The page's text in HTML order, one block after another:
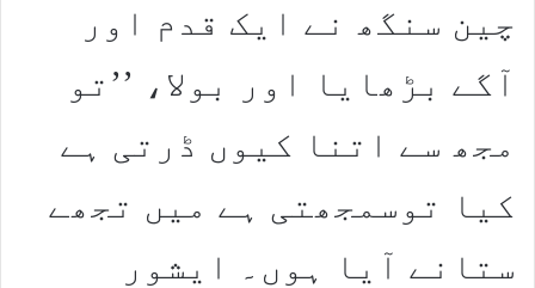
چین سنگھ نے ایک قدم اور
آگے بڑھایا اور بولا، ’’تو
مجھ سے اتنا کیوں ڈرتی ہے
کیا توسمجھتی ہے میں تجھے
ستانے آیا ہوں۔ ایشور